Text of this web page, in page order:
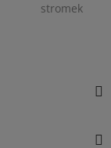
stromek